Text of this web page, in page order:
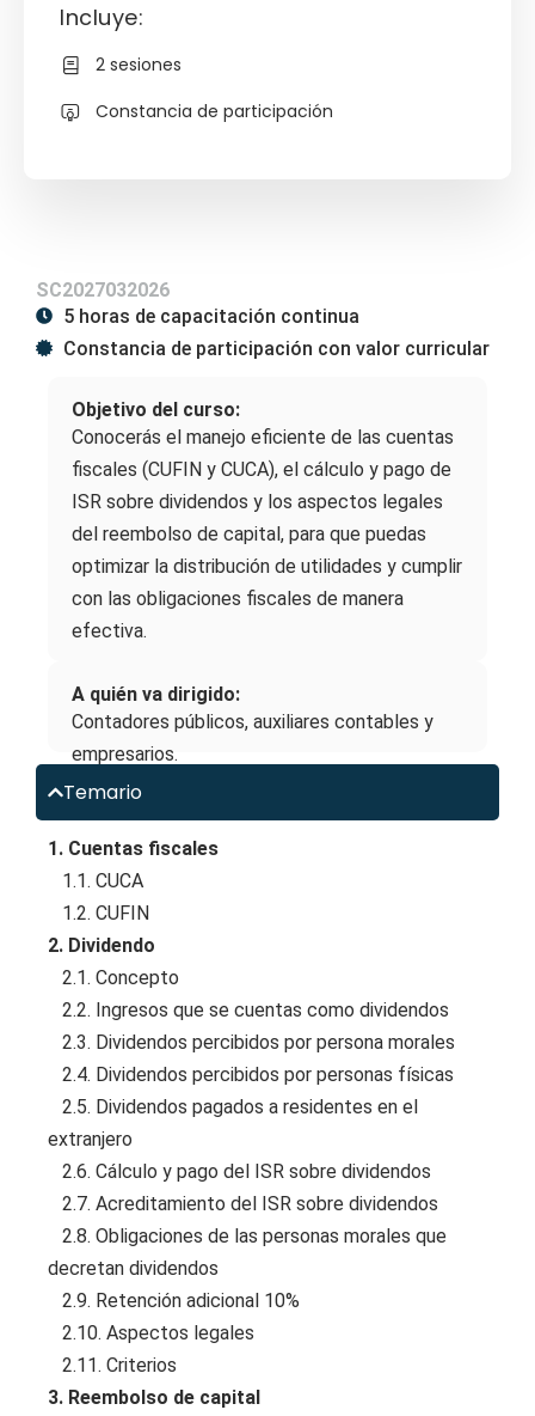
SC2027032026
5 horas de capacitación continua
Constancia de participación con valor curricular
Objetivo del curso:
Conocerás el manejo eficiente de las cuentas
fiscales (CUFIN y CUCA), el cálculo y pago de
ISR sobre dividendos y los aspectos legales
del reembolso de capital, para que puedas
optimizar la distribución de utilidades y cumplir
con las obligaciones fiscales de manera
efectiva.
A quién va dirigido:
Contadores públicos, auxiliares contables y
empresarios.
Temario
1. Cuentas fiscales
1.1. CUCA
1.2. CUFIN
2. Dividendo
2.1. Concepto
2.2. Ingresos que se cuentas como dividendos
2.3. Dividendos percibidos por persona morales
2.4. Dividendos percibidos por personas físicas
2.5. Dividendos pagados a residentes en el
extranjero
2.6. Cálculo y pago del ISR sobre dividendos
2.7. Acreditamiento del ISR sobre dividendos
2.8. Obligaciones de las personas morales que
decretan dividendos
2.9. Retención adicional 10%
2.10. Aspectos legales
2.11. Criterios
3. Reembolso de capital
Incluye:
2 sesiones
Constancia de participación